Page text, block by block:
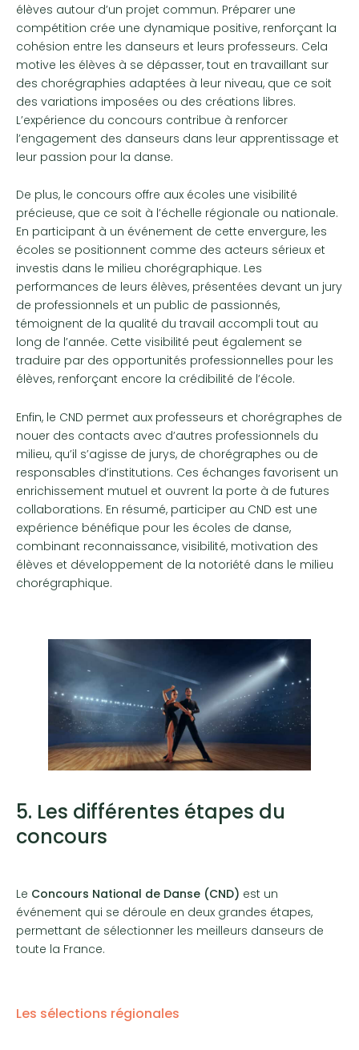
élèves autour d’un projet commun. Préparer une
compétition crée une dynamique positive, renforçant la
cohésion entre les danseurs et leurs professeurs. Cela
motive les élèves à se dépasser, tout en travaillant sur
des chorégraphies adaptées à leur niveau, que ce soit
des variations imposées ou des créations libres.
L’expérience du concours contribue à renforcer
l’engagement des danseurs dans leur apprentissage et
leur passion pour la danse.
De plus, le concours offre aux écoles une visibilité
précieuse, que ce soit à l’échelle régionale ou nationale.
En participant à un événement de cette envergure, les
écoles se positionnent comme des acteurs sérieux et
investis dans le milieu chorégraphique. Les
performances de leurs élèves, présentées devant un jury
de professionnels et un public de passionnés,
témoignent de la qualité du travail accompli tout au
long de l’année. Cette visibilité peut également se
traduire par des opportunités professionnelles pour les
élèves, renforçant encore la crédibilité de l’école.
Enfin, le CND permet aux professeurs et chorégraphes de
nouer des contacts avec d’autres professionnels du
milieu, qu’il s’agisse de jurys, de chorégraphes ou de
responsables d’institutions. Ces échanges favorisent un
enrichissement mutuel et ouvrent la porte à de futures
collaborations. En résumé, participer au CND est une
expérience bénéfique pour les écoles de danse,
combinant reconnaissance, visibilité, motivation des
élèves et développement de la notoriété dans le milieu
chorégraphique.
5. Les différentes étapes du
concours
Le Concours National de Danse (CND) est un
événement qui se déroule en deux grandes étapes,
permettant de sélectionner les meilleurs danseurs de
toute la France.
Les sélections régionales